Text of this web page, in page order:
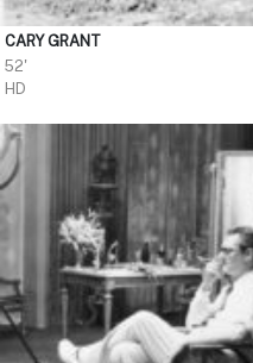
CARY GRANT
52'
HD